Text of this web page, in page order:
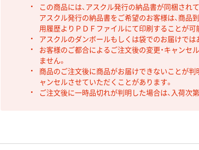
この商品には、アスクル発行の納品書が同梱され
アスクル発行の納品書をご希望のお客様は、商品
用履歴よりＰＤＦファイルにて印刷することが可
アスクルのダンボールもしくは袋でのお届けでは
お客様のご都合によるご注文後の変更・キャンセル
ません。
商品のご注文後に商品がお届けできないことが判
ャンセルさせていただくことがあります。
ご注文後に一時品切れが判明した場合は、入荷次